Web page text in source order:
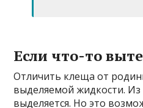
Если что-то
Отличить клеща от
выделяемой жидкости. Из
выделяется. Но это